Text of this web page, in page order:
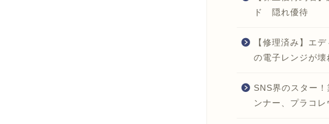
ド 隠れ優待
【修理済み】エ
の電子レンジが壊
SNS界のスター
ンナー、プラコ